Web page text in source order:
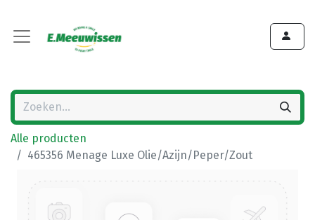
Alle producten
465356 Menage Luxe Olie/Azijn/Peper/Zout